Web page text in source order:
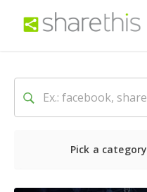
Pick a category
Ultime notizie